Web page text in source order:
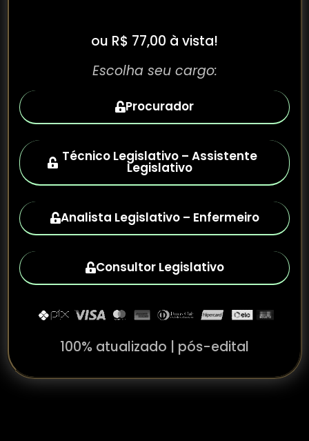
ou R$ 77,00 à vista!
Escolha seu cargo:
Procurador
Técnico Legislativo – Assistente
Legislativo
Analista Legislativo – Enfermeiro
Consultor Legislativo
100% atualizado | pós-edital